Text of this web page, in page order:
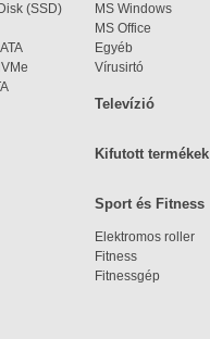
(SSD)
MS Windows
MS Office
Egyéb
Vírusirtó
Televízió
Kifutott termékek
Sport és Fitness
Elektromos roller
Fitness
Fitnessgép